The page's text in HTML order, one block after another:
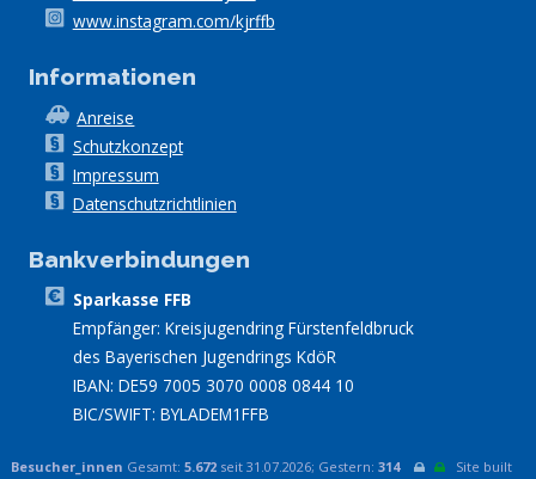
www.instagram.com/kjrffb
Informationen
Anreise
Schutzkonzept
Impressum
Datenschutzrichtlinien
Bankverbindungen
Sparkasse FFB
Empfänger: Kreisjugendring Fürstenfeldbruck
des Bayerischen Jugendrings KdöR
IBAN: DE59 7005 3070 0008 0844 10
BIC/SWIFT: BYLADEM1FFB
Besucher_innen Gesamt: 5.672seit 31.07.2026; Gestern: 314 Site built